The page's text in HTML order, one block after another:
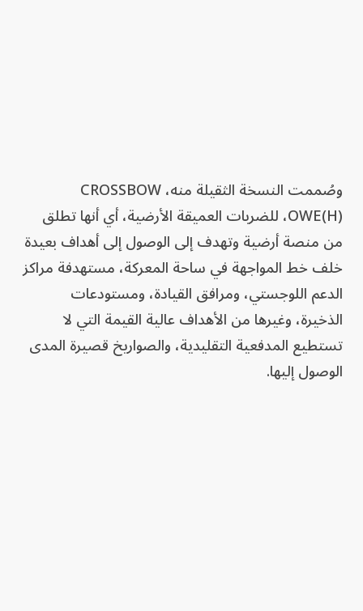
وصُممت النسخة الثقيلة منه، CROSSBOW
OWE(H)، للضربات العميقة الأرضية، أي أنها تطلق
من منصة أرضية وتهدف إلى الوصول إلى أهداف بعيدة
خلف خط المواجهة في ساحة المعركة، مستهدفة مراكز
الدعم اللوجستي، ومرافق القيادة، ومستودعات
الذخيرة، وغيرها من الأهداف عالية القيمة التي لا
تستطيع المدفعية التقليدية، والصواريخ قصيرة المدى
الوصول إليها.